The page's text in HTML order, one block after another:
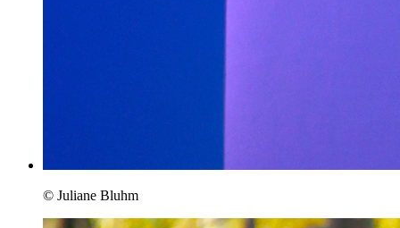
© Juliane Bluhm